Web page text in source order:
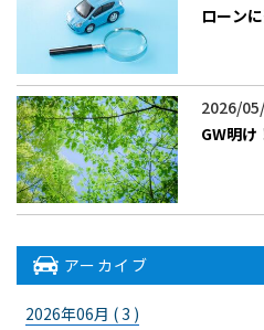
ローン
2026/
GW明け
アーカイブ
2026年06月 ( 3 )